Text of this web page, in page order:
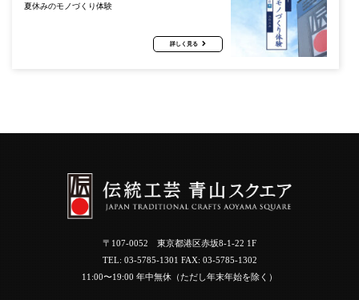
夏休みのモノづくり体験
詳しく見る
〒107-0052 東京都港区赤坂8-1-22 1F
TEL: 03-5785-1301 FAX: 03-5785-1302
11:00〜19:00 年中無休（ただし年末年始を除く）